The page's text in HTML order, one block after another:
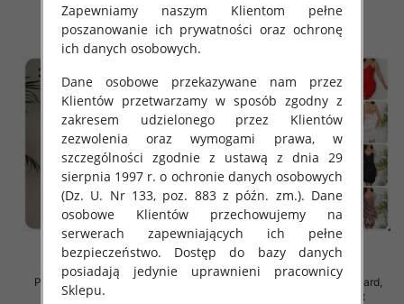
Piżama damska Roz Standard,
Mix kolor Paczka 12 szt
Piżama damska Roz Standard,
Mix kolor Paczka 12 szt
Zapewniamy naszym Klientom pełne
poszanowanie ich prywatności oraz ochronę
ich danych osobowych.
Dane osobowe przekazywane nam przez
Klientów przetwarzamy w sposób zgodny z
zakresem udzielonego przez Klientów
zezwolenia oraz wymogami prawa, w
szczególności zgodnie z ustawą z dnia 29
sierpnia 1997 r. o ochronie danych osobowych
(Dz. U. Nr 133, poz. 883 z późn. zm.). Dane
osobowe Klientów przechowujemy na
serwerach zapewniających ich pełne
bezpieczeństwo. Dostęp do bazy danych
posiadają jedynie uprawnieni pracownicy
Sklepu.